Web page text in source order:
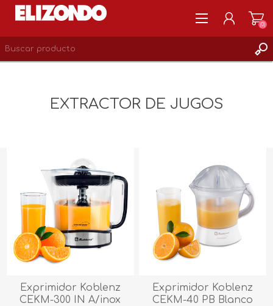
(0)
EXTRACTOR DE JUGOS
Exprimidor Koblenz
CEKM-300 IN A/inox
Exprimidor Koblenz
CEKM-40 PB Blanco